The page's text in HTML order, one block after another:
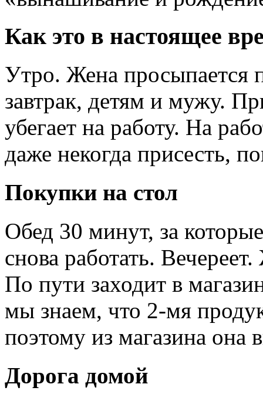
Как это в настоящее
Утро. Жена просыпается
завтрак, детям и мужу.
убегает на работу. На
даже некогда присесть,
Покупки на стол
Обед 30 минут, за
снова работать.
По пути заходит в
мы знаем, что 2-мя
поэтому из магазина она
Дорога домой